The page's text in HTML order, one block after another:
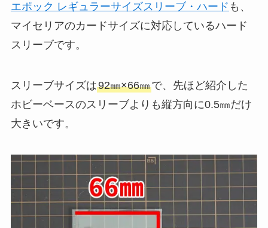
エポック レギュラーサイズスリーブ・ハード も、
マイセリアのカードサイズに対応しているハード
スリーブです。
スリーブサイズは92㎜×66㎜で、先ほど紹介した
ホビーベースのスリーブよりも縦方向に0.5㎜だけ
大きいです。